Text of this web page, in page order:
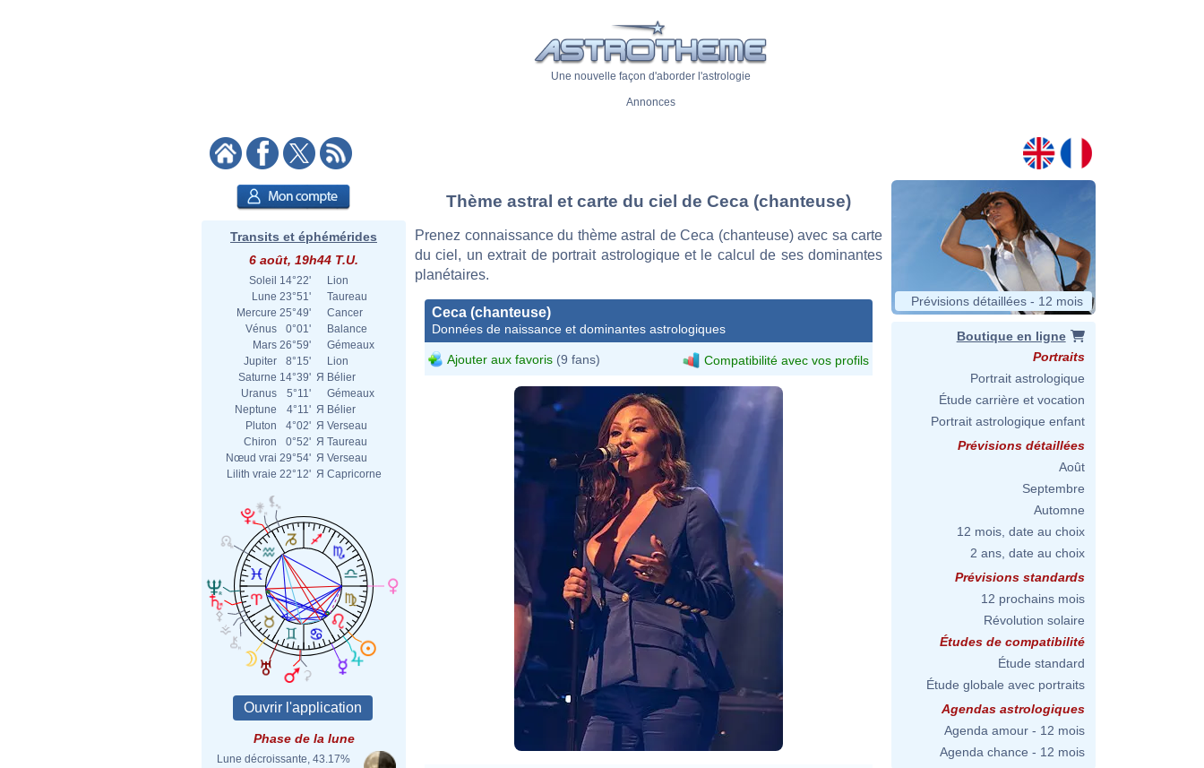
Une nouvelle façon d'aborder l'astrologie
Annonces
Transits et éphémérides
6 août, 19h44 T.U.
Soleil 14°22'
Lion
Lune 23°51'
Taureau
Mercure 25°49'
Cancer
Vénus
0°01'
Balance
Mars 26°59'
Gémeaux
Jupiter
8°15'
Lion
Saturne 14°39' Я Bélier
Uranus
5°11'
Gémeaux
Neptune
4°11' Я Bélier
Pluton
4°02' Я Verseau
Chiron
0°52' Я Taureau
Nœud vrai 29°54' Я Verseau
Lilith vraie 22°12' Я Capricorne
Phase de la lune
Lune décroissante, 43.17%
Thème astral et carte du ciel de Ceca (chanteuse)
Prenez connaissance du thème astral de Ceca (chanteuse) avec sa carte
du ciel, un extrait de portrait astrologique et le calcul de ses dominantes
planétaires.
Ceca (chanteuse)
Données de naissance et dominantes astrologiques
Ajouter aux favoris (9 fans) Compatibilité avec vos profils
Prévisions détaillées - 12 mois
Boutique en ligne
Portraits
Portrait astrologique
Étude carrière et vocation
Portrait astrologique enfant
Prévisions détaillées
Août
Septembre
Automne
12 mois, date au choix
2 ans, date au choix
Prévisions standards
12 prochains mois
Révolution solaire
Études de compatibilité
Étude standard
Étude globale avec portraits
Agendas astrologiques
Agenda amour - 12 mois
Agenda chance - 12 mois